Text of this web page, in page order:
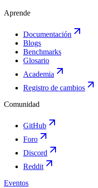
Aprende
Documentación
Blogs
Benchmarks
Glosario
Academia
Registro de cambios
Comunidad
GitHub
Foro
Discord
Reddit
Eventos